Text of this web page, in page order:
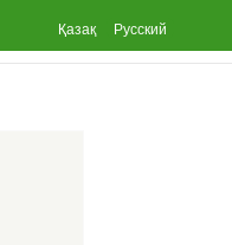
Қазақ Русский